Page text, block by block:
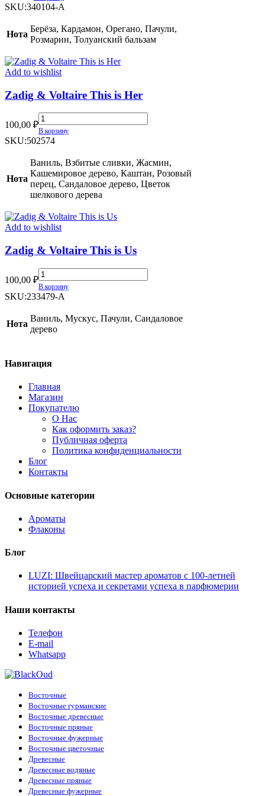
Re/fresh
SKU:340104-A
Нота
Берёза, Кардамон, Орегано, Пачули,
Розмарин, Толуанский бальзам
Add to wishlist
Zadig & Voltaire This is Her
100,00 ₽
Zadig
&
Voltaire
is
Her
quantity
В корзину
SKU:502574
Нота
Ваниль, Взбитые сливки, Жасмин,
Кашемировое дерево, Каштан, Розовый
перец, Сандаловое дерево, Цветок
шелкового дерева
Add to wishlist
Zadig & Voltaire This is Us
100,00 ₽
Zadig
&
Voltaire
is
Us
quantity
В корзину
SKU:233479-A
Нота
Ваниль, Мускус, Пачули, Сандаловое
дерево
Навигация
Главная
Магазин
Покупателю
О Нас
Как оформить заказ?
Публичная оферта
Политика конфиденциальности
Блог
Контакты
Основные категории
Ароматы
Флаконы
Блог
LUZI: Швейцарский мастер ароматов с 100-летней
историей успеха и секретами успеха в парфюмерии
Наши контакты
Телефон
E-mail
Whatsapp
Восточные
Восточные гурманские
Восточные древесные
Восточные пряные
Восточные фужерные
Восточные цветочные
Древесные
Древесные водяные
Древесные пряные
Древесные фужерные